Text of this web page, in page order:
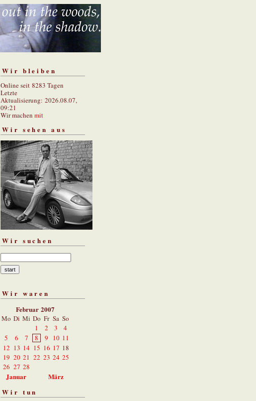
Wir bleiben
Online seit 8283 Tagen
Letzte
Aktualisierung: 2026.08.07,
09:21
Wir machen mit
Wir sehen aus
Wir suchen
Wir waren
Februar 2007
Mo Di Mi Do Fr Sa So
1
2 3
4
5
6 7 8 9 10 11
12 13 14 15 16 17 18
19 20 21 22 23 24 25
26 27 28
Januar
März
Wir tun